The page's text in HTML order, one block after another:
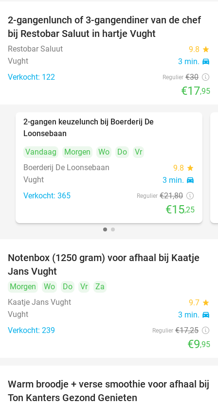
40%
2-gangenlunch of 3-gangendiner van de chef
bij Restobar Saluut in hartje Vught
Restobar Saluut 9.8 star
Vught 3 min. directions_car
Verkocht: 122 Regulier €30
€17,95
2-gangen keuzelunch bij Boerderij De
Loonsebaan
Vandaag
Morgen Wo Do
Vr
Boerderij De Loonsebaan
9.8 star
Vught 3 min. directions_car
Verkocht: 365 Regulier €21,80
€15,25
42%
Notenbox (1250 gram) voor afhaal bij Kaatje
Jans Vught
Morgen Wo Do Vr
Za
Kaatje Jans Vught
9.7 star
Vught 3 min. directions_car
Verkocht: 239 Regulier €17,25
€9,95
43%
Warm broodje + verse smoothie voor afhaal bij
Ton Kanters Gezond Genieten